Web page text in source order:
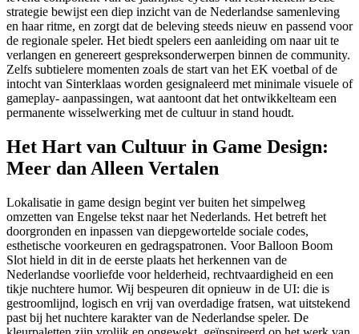
strategie bewijst een diep inzicht van de Nederlandse samenleving
en haar ritme, en zorgt dat de beleving steeds nieuw en passend voor
de regionale speler. Het biedt spelers een aanleiding om naar uit te
verlangen en genereert gespreksonderwerpen binnen de community.
Zelfs subtielere momenten zoals de start van het EK voetbal of de
intocht van Sinterklaas worden gesignaleerd met minimale visuele of
gameplay- aanpassingen, wat aantoont dat het ontwikkelteam een
permanente wisselwerking met de cultuur in stand houdt.
Het Hart van Cultuur in Game Design:
Meer dan Alleen Vertalen
Lokalisatie in game design begint ver buiten het simpelweg
omzetten van Engelse tekst naar het Nederlands. Het betreft het
doorgronden en inpassen van diepgewortelde sociale codes,
esthetische voorkeuren en gedragspatronen. Voor Balloon Boom
Slot hield in dit in de eerste plaats het herkennen van de
Nederlandse voorliefde voor helderheid, rechtvaardigheid en een
tikje nuchtere humor. Wij bespeuren dit opnieuw in de UI: die is
gestroomlijnd, logisch en vrij van overdadige fratsen, wat uitstekend
past bij het nuchtere karakter van de Nederlandse speler. De